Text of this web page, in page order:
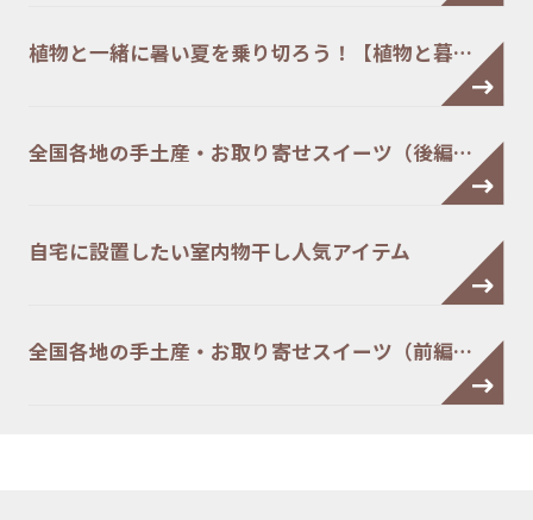
植物と一緒に暑い夏を乗り切ろう！【植物と暮…
全国各地の手土産・お取り寄せスイーツ（後編…
自宅に設置したい室内物干し人気アイテム
全国各地の手土産・お取り寄せスイーツ（前編…